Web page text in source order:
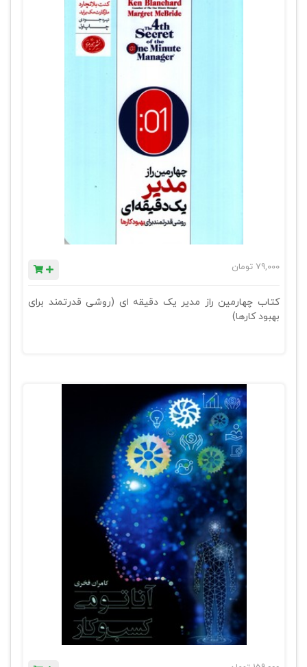
79,000 تومان
کتاب چهارمین راز مدیر یک دقیقه ای (روشی قدرتمند برای
بهبود کارها)